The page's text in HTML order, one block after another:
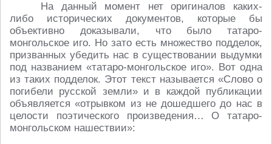
На данный момент нет оригиналов каких-
либо исторических документов, которые бы
объективно доказывали, что было татаро-
монгольское иго. Но зато есть множество подделок,
призванных убедить нас в существовании выдумки
под названием «татаро-монгольское иго». Вот одна
из таких подделок. Этот текст называется «Слово о
погибели русской земли» и в каждой публикации
объявляется «отрывком из не дошедшего до нас в
целости поэтического произведения… О татаро-
монгольском нашествии»: